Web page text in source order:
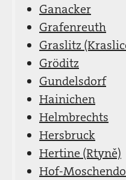
Ganacker
Grafenreuth
Graslitz
Gröditz
Gundelsdorf
Hainichen
Helmbrechts
Hersbruck
Hertine (Rtyně)
Hof-